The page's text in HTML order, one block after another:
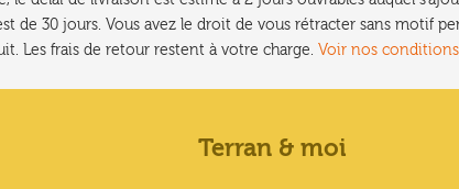
de 30 jours. Vous avez le droit de vous rétracter sans motif
Les frais de retour restent à votre charge. Voir nos
Terran & moi